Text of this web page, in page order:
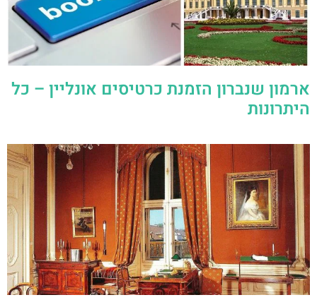
ארמון שנברון הזמנת כרטיסים אונליין – כל
היתרונות